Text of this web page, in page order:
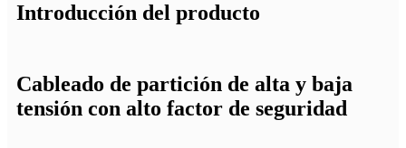
Introducción del producto
Cableado de partición de alta y baja
tensión con alto factor de seguridad